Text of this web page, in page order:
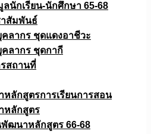
นักเรียน-นักศึกษา 65-68
สัมพันธ์
ลากร ชุดแดงอาชีวะ
คลากร ชุดกากี
สถานที่
ลักสูตรการเรียนการสอน
หลักสูตร
พัฒนาหลักสูตร 66-68